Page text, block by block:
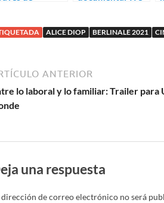
Is Tall
ALICE DIOP BERLINALE 2021
ANTERIOR
lo laboral y lo familiar: Trailer para
una respuesta
dirección de correo electrónico no será